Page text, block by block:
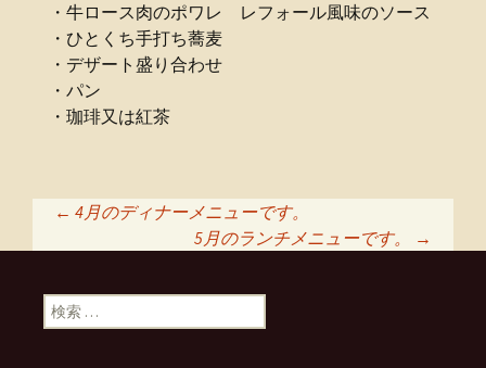
・牛ロース肉のポワレ レフォール風味のソース
・ひとくち手打ち蕎麦
・デザート盛り合わせ
・パン
・珈琲又は紅茶
投稿ナビゲーショ
ン
← 4月のディナーメニューです。
5月のランチメニューです。
→
検索: